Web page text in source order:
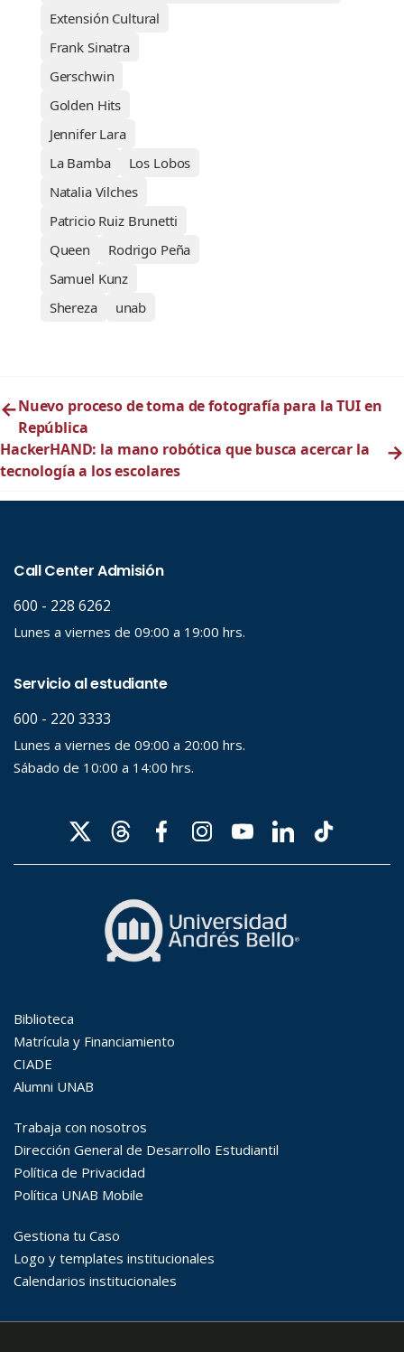
Extensión Cultural
Frank Sinatra
Gerschwin
Golden Hits
Jennifer Lara
La Bamba
Los Lobos
Natalia Vilches
Patricio Ruiz Brunetti
Queen
Rodrigo Peña
Samuel Kunz
Shereza
unab
←Nuevo proceso de toma de fotografía para la TUI en
República
HackerHAND: la mano robótica que busca acercar la
tecnología a los escolares
→